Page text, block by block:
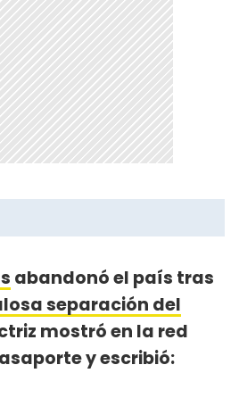
abandonó el país tras
separación del
mostró en la red
y escribió: